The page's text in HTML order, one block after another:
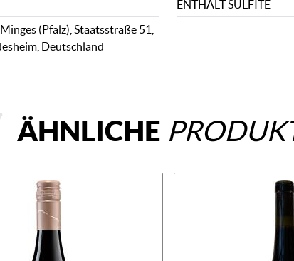
ENTHÄLT SULFITE
(Pfalz), Staatsstraße 51,
Deutschland
ÄHNLICHE